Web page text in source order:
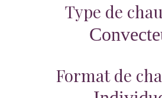
Type de
Format de